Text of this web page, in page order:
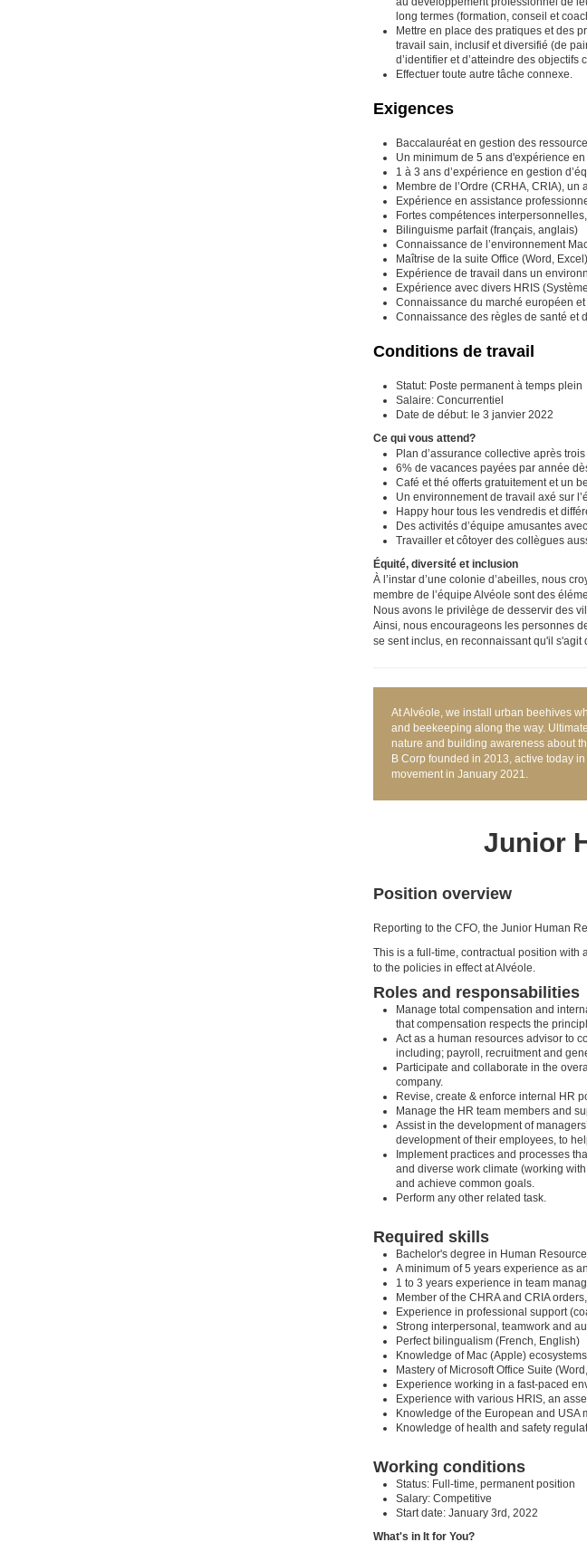
long termes (formation, conseil et
Mettre en place des pratiques et des
travail sain, inclusif et diversifié (de
d’identifier et d’atteindre des objectifs
Effectuer toute autre tâche connexe.
Exigences
Baccalauréat en gestion des
Un minimum de 5 ans d'expérience
1 à 3 ans d’expérience en gestion
Membre de l’Ordre (CRHA, CRIA), un
Expérience en assistance
Fortes compétences
Bilinguisme parfait (français, anglais)
Connaissance de l’environnement
Maîtrise de la suite Office (Word, Excel)
Expérience de travail dans un
Expérience avec divers HRIS
Connaissance du marché européen
Connaissance des règles de santé et
Conditions de travail
Statut: Poste permanent à temps plein
Salaire: Concurrentiel
Date de début: le 3 janvier 2022
Ce qui vous attend?
Plan d’assurance collective après
6% de vacances payées par année
Café et thé offerts gratuitement et un
Un environnement de travail axé sur
Happy hour tous les vendredis et
Des activités d’équipe amusantes
Travailler et côtoyer des collègues
Équité, diversité et inclusion
À l’instar d’une colonie d’abeilles, nous
membre de l’équipe Alvéole sont des
Nous avons le privilège de desservir des
Ainsi, nous encourageons les personnes
se sent inclus, en reconnaissant qu'il s'agit
At Alvéole, we install urban beehives
and beekeeping along the way.
nature and building awareness about
B Corp founded in 2013, active today
movement in January 2021.
Junior
Position overview
Reporting to the CFO, the Junior Human
This is a full-time, contractual position with
to the policies in effect at Alvéole.
Roles and responsabilities
Manage total compensation and
that compensation respects the
Act as a human resources advisor to
including; payroll, recruitment and
Participate and collaborate in the
company.
Revise, create & enforce internal HR
Manage the HR team members and
Assist in the development of
development of their employees, to
Implement practices and processes
and diverse work climate (working
and achieve common goals.
Perform any other related task.
Required skills
Bachelor's degree in Human
A minimum of 5 years experience as
1 to 3 years experience in team
Member of the CHRA and CRIA
Experience in professional support
Strong interpersonal, teamwork and
Perfect bilingualism (French, English)
Knowledge of Mac (Apple)
Mastery of Microsoft Office Suite
Experience working in a fast-paced
Experience with various HRIS, an
Knowledge of the European and USA
Knowledge of health and safety
Working conditions
Status: Full-time, permanent position
Salary: Competitive
Start date: January 3rd, 2022
What's in It for You?